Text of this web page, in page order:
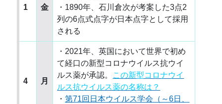
1 金
・1890年、石川倉次が考案した3点2
列の6点式点字が日本点字として採用
される
4 月
・2021年、英国において世界で初め
て経口の新型コロナウイルス抗ウイ
ルス薬が承認。 この新型コロナウイ
ルス抗ウイルス薬の名称は？
・第71回日本ウイルス学会（～6日、